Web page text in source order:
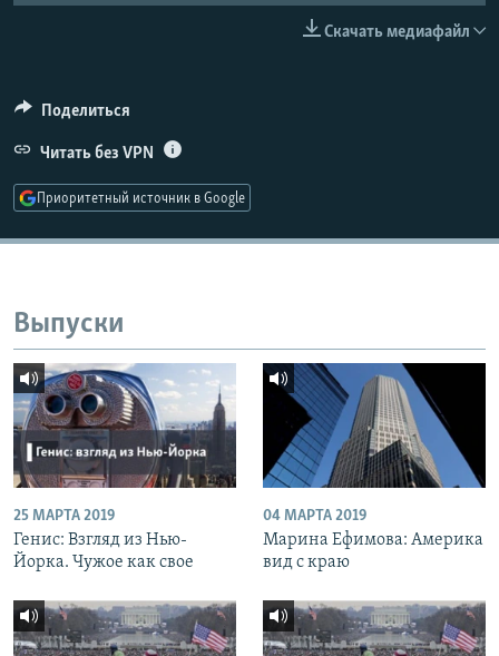
СОЦИАЛЬНЫЕ СЕТИ
Скачать медиафайл
Поделиться
Читать без VPN
Приоритетный источник в Google
Выпуски
25 МАРТА 2019
Генис: Взгляд из Нью-
Йорка. Чужое как свое
04 МАРТА 2019
Марина Ефимова: Америка
вид с краю